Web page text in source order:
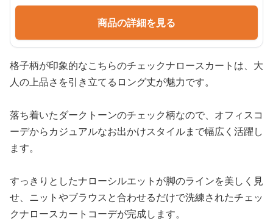
商品の詳細を見る
格子柄が印象的なこちらのチェックナロースカートは、大
人の上品さを引き立てるロング丈が魅力です。
落ち着いたダークトーンのチェック柄なので、オフィスコ
ーデからカジュアルなお出かけスタイルまで幅広く活躍し
ます。
すっきりとしたナローシルエットが脚のラインを美しく見
せ、ニットやブラウスと合わせるだけで洗練されたチェッ
クナロースカートコーデが完成します。